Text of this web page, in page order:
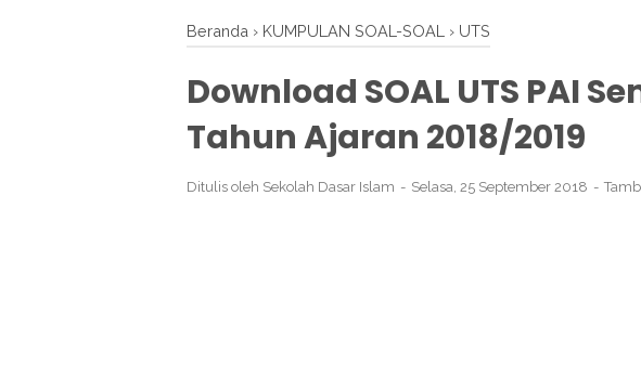
Beranda › KUMPULAN SOAL-SOAL › UTS
Download SOAL UTS PAI
Tahun Ajaran 2018/2019
Ditulis oleh Sekolah Dasar Islam Selasa, 25 September 2018